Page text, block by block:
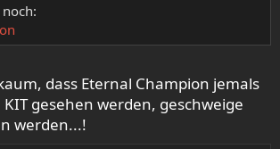
dass Eternal Champion jemals
gesehen werden, geschweige
werden...!